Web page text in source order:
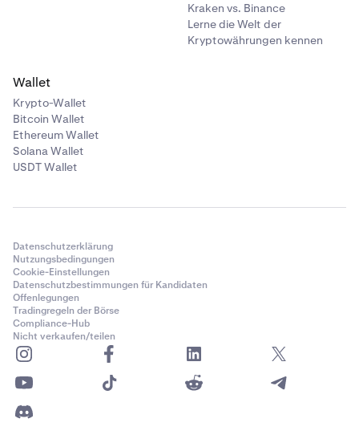
Kraken vs. Binance
Lerne die Welt der
Kryptowährungen kennen
Wallet
Krypto-Wallet
Bitcoin Wallet
Ethereum Wallet
Solana Wallet
USDT Wallet
Datenschutzerklärung
Nutzungsbedingungen
Cookie-Einstellungen
Datenschutzbestimmungen für Kandidaten
Offenlegungen
Tradingregeln der Börse
Compliance-Hub
Nicht verkaufen/teilen